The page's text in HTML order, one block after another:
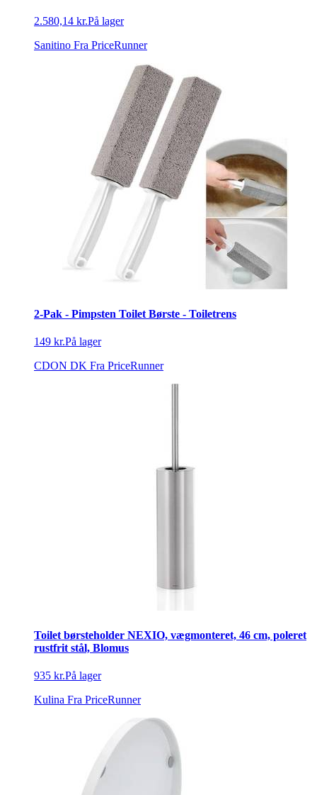
2.580,14 kr.På lager
Sanitino Fra PriceRunner
2-Pak - Pimpsten Toilet Børste - Toiletrens
149 kr.På lager
CDON DK Fra PriceRunner
Toilet børsteholder NEXIO, vægmonteret, 46 cm, poleret
rustfrit stål, Blomus
935 kr.På lager
Kulina Fra PriceRunner